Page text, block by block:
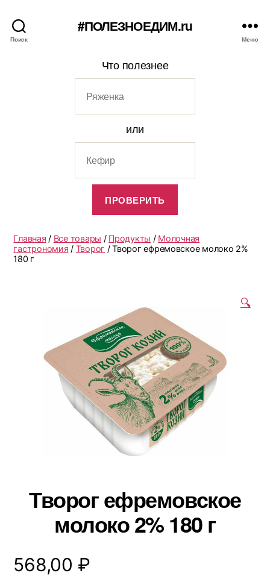
Поиск
#ПОЛЕЗНОЕДИМ.ru
Меню
Что полезнее
или
Главная / Все товары / Продукты / Молочная
гастрономия / Творог / Творог ефремовское молоко 2%
180 г
🔍
Творог ефремовское
молоко 2% 180 г
568,00 ₽